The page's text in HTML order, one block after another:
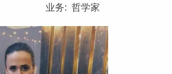
业务: 哲学家